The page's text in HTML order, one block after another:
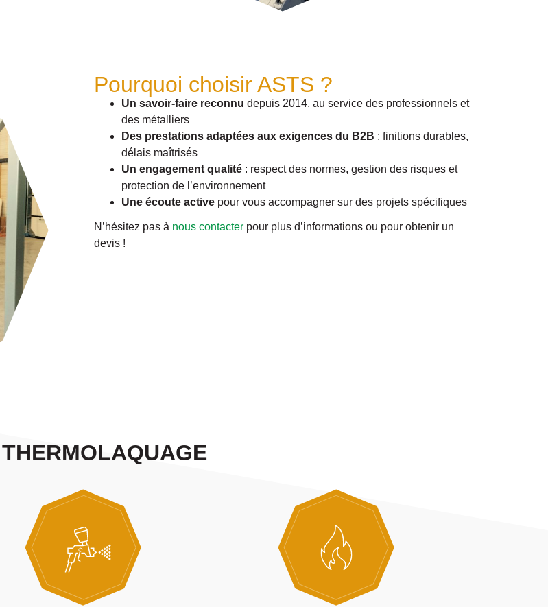
Pourquoi choisir ASTS ?
Un savoir-faire reconnu depuis 2014, au service des professionnels et
des métalliers
Des prestations adaptées aux exigences du B2B : finitions durables,
délais maîtrisés
Un engagement qualité : respect des normes, gestion des risques et
protection de l’environnement
Une écoute active pour vous accompagner sur des projets spécifiques
N’hésitez pas à nous contacter pour plus d’informations ou pour obtenir un
devis !